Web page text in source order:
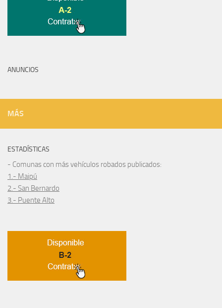
ANUNCIOS
MÁS
ESTADÍSTICAS
- Comunas con más vehículos robados publicados:
1.- Maipú
2.- San Bernardo
3.- Puente Alto